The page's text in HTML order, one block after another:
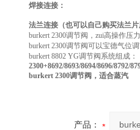
焊接连接：
法兰连接（也可以自己购买法兰片
burkert 2300调节阀，zui高操作压力
burkert 2300调节阀可以宝德气位
burkert 8802 YG调节阀系统组成：
2300+8692/8693/8694/8696/8792/
burkert 2300调节阀，适合蒸汽
产品：